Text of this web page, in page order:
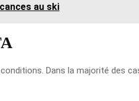
au ski
Dans la majorité des